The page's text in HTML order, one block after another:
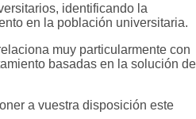
identificando la
en la población universitaria.
muy particularmente con
basadas en la solución de
a vuestra disposición este